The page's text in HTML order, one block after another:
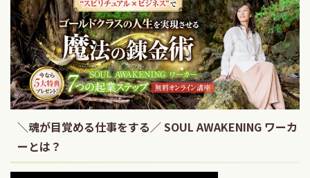
＼魂が目覚める仕事をする／ SOUL AWAKENING ワーカ
ーとは？